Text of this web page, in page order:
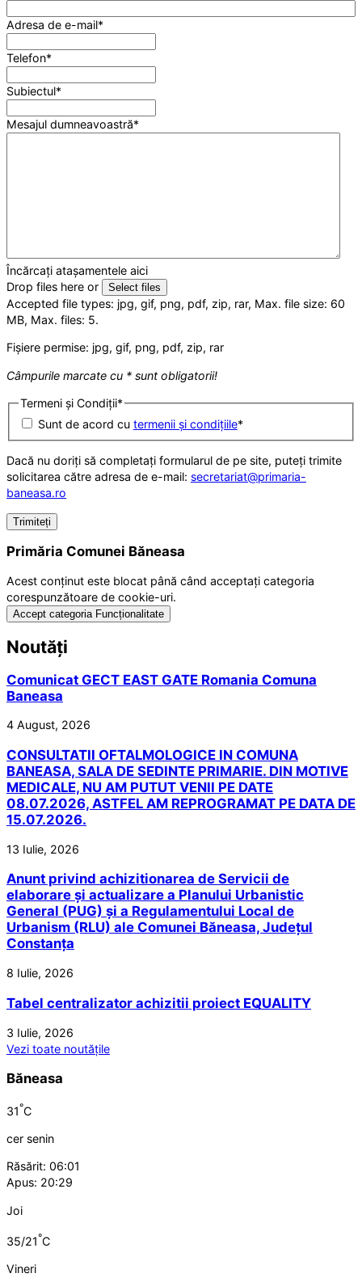
Adresa de e-mail*
Telefon*
Subiectul*
Mesajul dumneavoastră*
Încărcați atașamentele aici
Drop files here or
Select files
Accepted file types: jpg, gif, png, pdf, zip, rar, Max. file size: 60
MB, Max. files: 5.
Fișiere permise: jpg, gif, png, pdf, zip, rar
Câmpurile marcate cu * sunt obligatorii!
Termeni și Condiții*
Sunt de acord cu termenii și condițiile*
Dacă nu doriți să completați formularul de pe site, puteți trimite
solicitarea către adresa de e-mail: secretariat@primaria-
baneasa.ro
Primăria Comunei Băneasa
Acest conținut este blocat până când acceptați categoria
corespunzătoare de cookie-uri.
Accept categoria Funcționalitate
Noutăți
Comunicat GECT EAST GATE Romania Comuna
Baneasa
4 August, 2026
CONSULTATII OFTALMOLOGICE IN COMUNA
BANEASA, SALA DE SEDINTE PRIMARIE. DIN MOTIVE
MEDICALE, NU AM PUTUT VENII PE DATE
08.07.2026, ASTFEL AM REPROGRAMAT PE DATA DE
15.07.2026.
13 Iulie, 2026
Anunt privind achizitionarea de Servicii de
elaborare și actualizare a Planului Urbanistic
General (PUG) și a Regulamentului Local de
Urbanism (RLU) ale Comunei Băneasa, Județul
Constanța
8 Iulie, 2026
Tabel centralizator achizitii proiect EQUALITY
3 Iulie, 2026
Vezi toate noutățile
Băneasa
31°C
cer senin
Răsărit: 06:01
Apus: 20:29
Joi
35/21°C
Vineri